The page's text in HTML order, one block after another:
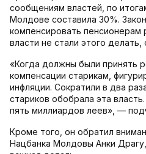
сообщениям властей, по
Молдове составила 30%.
компенсировать пенсионерам
власти не стали этого
«Когда должны были принять
компенсации старикам,
инфляции. Сократили в два
стариков обобрала эта
пять миллиардов леев», —
Кроме того, он обратил
Нацбанка Молдовы Анки